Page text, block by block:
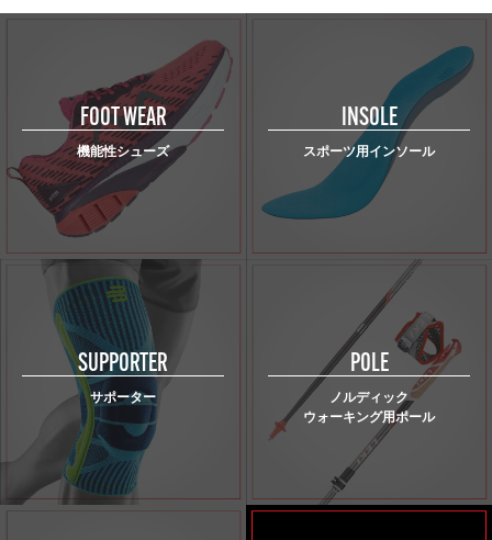
FOOT WEAR
機能性シューズ
INSOLE
スポーツ用インソール
SUPPORTER
サポーター
POLE
ノルディック
ウォーキング用ポール